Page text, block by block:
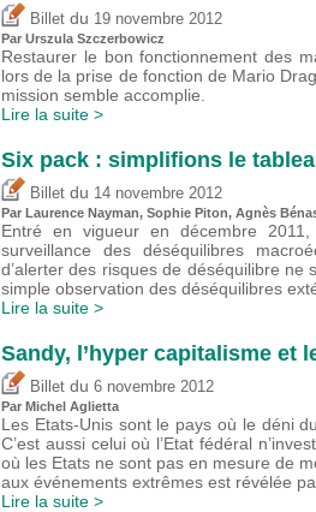
Billet du 19 novembre 2012
Par Urszula Szczerbowicz
Restaurer le bon fonctionnement des
lors de la prise de fonction de Mario
mission semble accomplie.
Lire la suite >
Six pack : simplifions le
Billet du 14 novembre 2012
Par Laurence Nayman, Sophie Piton, Agnès
Entré en vigueur en décembre
surveillance des déséquilibres
d’alerter des risques de déséquilibre
simple observation des déséquilibres
Lire la suite >
Sandy, l’hyper capitalisme et
Billet du 6 novembre 2012
Par Michel Aglietta
Les Etats-Unis sont le pays où le déni
C’est aussi celui où l’Etat fédéral
où les Etats ne sont pas en mesure de
aux événements extrêmes est révélée
Lire la suite >